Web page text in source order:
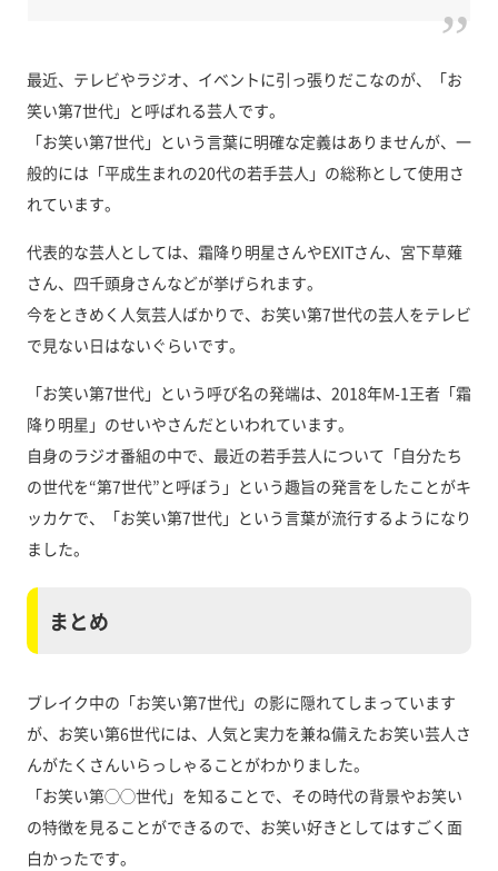
最近、テレビやラジオ、イベントに引っ張りだこなのが、「お
笑い第7世代」と呼ばれる芸人です。
「お笑い第7世代」という言葉に明確な定義はありませんが、一
般的には「平成生まれの20代の若手芸人」の総称として使用さ
れています。
代表的な芸人としては、霜降り明星さんやEXITさん、宮下草薙
さん、四千頭身さんなどが挙げられます。
今をときめく人気芸人ばかりで、お笑い第7世代の芸人をテレビ
で見ない日はないぐらいです。
「お笑い第7世代」という呼び名の発端は、2018年M-1王者「霜
降り明星」のせいやさんだといわれています。
自身のラジオ番組の中で、最近の若手芸人について「自分たち
の世代を“第7世代”と呼ぼう」という趣旨の発言をしたことがキ
ッカケで、「お笑い第7世代」という言葉が流行するようになり
ました。
まとめ
ブレイク中の「お笑い第7世代」の影に隠れてしまっています
が、お笑い第6世代には、人気と実力を兼ね備えたお笑い芸人さ
んがたくさんいらっしゃることがわかりました。
「お笑い第◯◯世代」を知ることで、その時代の背景やお笑い
の特徴を見ることができるので、お笑い好きとしてはすごく面
白かったです。